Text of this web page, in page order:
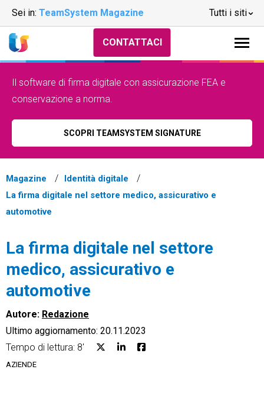
Sei in: TeamSystem Magazine Tutti i siti
Ecommerce
CONTATTACI
Il software di firma digitale con assicurazione FEA e
conservazione a norma.
SCOPRI TEAMSYSTEM SIGNATURE
Magazine
Identità digitale
La firma digitale nel settore medico, assicurativo e
automotive
La firma digitale nel settore
medico, assicurativo e
automotive
Autore: Redazione
Ultimo aggiornamento: 20.11.2023
Tempo di lettura: 8'
AZIENDE